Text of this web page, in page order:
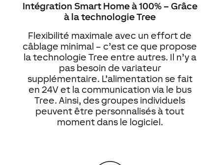
Intégration Smart Home à 100% – Grâce
à la technologie Tree
Flexibilité maximale avec un effort de
câblage minimal – c’est ce que propose
la technologie Tree entre autres. Il n’y a
pas besoin de variateur
supplémentaire. L’alimentation se fait
en 24V et la communication via le bus
Tree. Ainsi, des groupes individuels
peuvent être personnalisés à tout
moment dans le logiciel.